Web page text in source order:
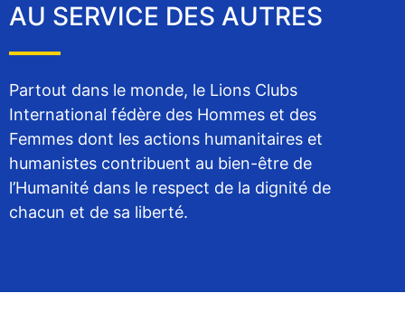
AU SERVICE DES AUTRES
Partout dans le monde, le Lions Clubs
International fédère des Hommes et des
Femmes dont les actions humanitaires et
humanistes contribuent au bien-être de
l’Humanité dans le respect de la dignité de
chacun et de sa liberté.